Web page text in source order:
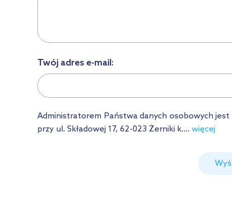
Twój adres e-mail:
Administratorem Państwa danych osobowych jest
przy ul. Składowej 17, 62-023 Żerniki k.... więcej